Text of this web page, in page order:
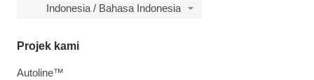
Indonesia / Bahasa Indonesia
Projek kami
Autoline™